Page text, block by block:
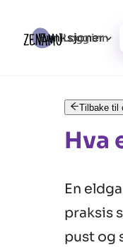
Funksjoner
Logg inn
Tilbake til
Hva
En
praksis
pust og